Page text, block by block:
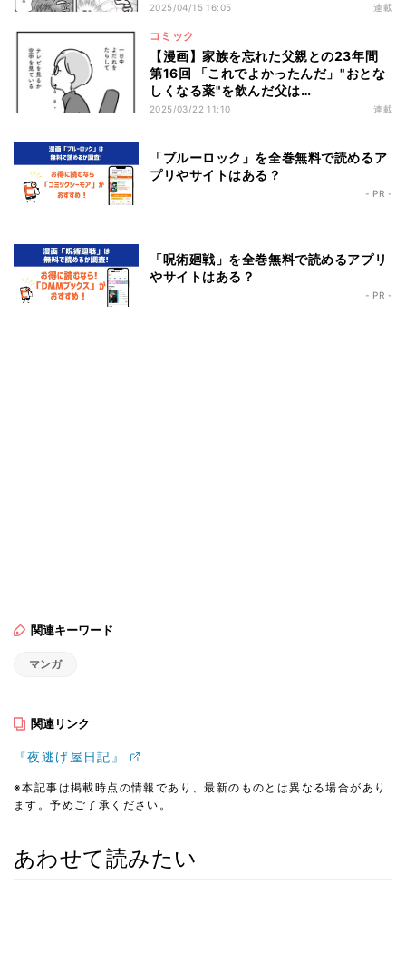
2025/04/15 16:05 連載
コミック
【漫画】家族を忘れた父親との23年間
第16回 「これでよかったんだ」"おとな
しくなる薬"を飲んだ父は…
2025/03/22 11:10 連載
「ブルーロック」を全巻無料で読めるア
プリやサイトはある？
- PR -
「呪術廻戦」を全巻無料で読めるアプリ
やサイトはある？
- PR -
関連キーワード
マンガ
関連リンク
『夜逃げ屋日記』
※本記事は掲載時点の情報であり、最新のものとは異なる場合があり
ます。予めご了承ください。
あわせて読みたい